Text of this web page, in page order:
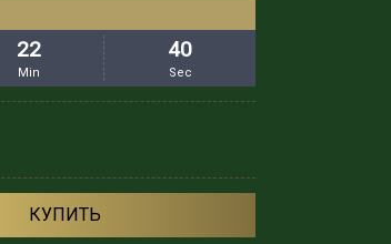
22
Min
39
Sec
КУПИТЬ